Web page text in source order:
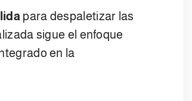
para despaletizar las
sigue el enfoque
en la